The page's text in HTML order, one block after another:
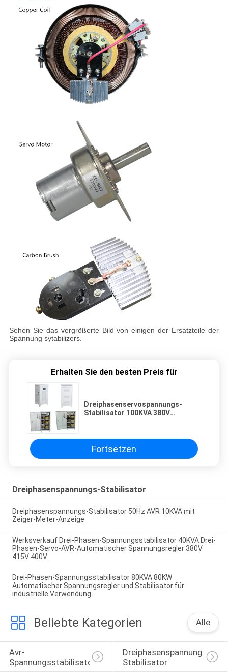
Sehen Sie das vergrößerte Bild von einigen der Ersatzteile der
Spannung sytabilizers.
Erhalten Sie den besten Preis für
Dreiphasenservospannungs-
Stabilisator 100KVA 380V
Fortsetzen
Dreiphasenspannungs-Stabilisator
Dreiphasenspannungs-Stabilisator 50Hz AVR 10KVA mit
Zeiger-Meter-Anzeige
Werksverkauf Drei-Phasen-Spannungsstabilisator 40KVA Drei-
Phasen-Servo-AVR-Automatischer Spannungsregler 380V
415V 400V
Drei-Phasen-Spannungsstabilisator 80KVA 80KW
Automatischer Spannungsregler und Stabilisator für
industrielle Verwendung
Beliebte Kategorien Alle
Avr-
Spannungsstabilisator
Dreiphasenspannungs-
Stabilisator